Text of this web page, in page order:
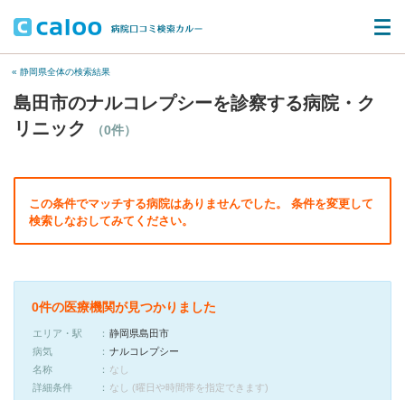
« 静岡県全体の検索結果
島田市のナルコレプシーを診察する病院・ク
リニック
（0件）
この条件でマッチする病院はありませんでした。 条件を変更して
検索しなおしてみてください。
0件の医療機関が見つかりました
エリア・駅
静岡県島田市
病気
ナルコレプシー
名称
なし
詳細条件
なし (曜日や時間帯を指定できます)